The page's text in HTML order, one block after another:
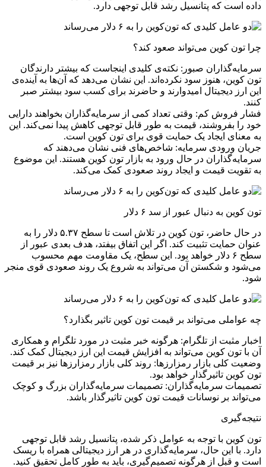
داده است که پتانسیل رشد قابل توجهی دارد.
چرا تون کوین می‌تواند صعود کند؟
سرمایه‌گذاران صبور: نکته‌ی کلیدی اینجاست که بیشتر دارندگان
تون کوین، هنوز سود نکرده‌اند. این نشان می‌دهد که آن‌ها به آینده‌ی
این ارز دیجیتال امیدوارند و حاضرند برای کسب سود بیشتر صبر
کنند.
فشار فروش کم: وقتی تعداد کمی از سرمایه‌گذاران بخواهند دارایی
خود را بفروشند، قیمت به طور قابل توجهی کاهش پیدا نمی‌کند. این
به معنای ایجاد یک حمایت قوی برای تون کوین است.
جریان ورودی سرمایه: شاخص‌های فنی نشان می‌دهند که
سرمایه‌گذاران در حال ورود به بازار تون کوین هستند. این موضوع
به تقویت قیمت و ایجاد روند صعودی کمک می‌کند.
تون کوین به دنبال عبور از سد ۶ دلار
در حال حاضر، تون کوین در تلاش است تا سطح ۵.۳۷ دلار را به
عنوان حمایت تثبیت کند. اگر این اتفاق بیفتد، هدف بعدی عبور از
سطح ۶ دلار خواهد بود. این سطح، یک مقاومت مهم محسوب
می‌شود و شکستن آن می‌تواند به شروع یک روند صعودی قوی منجر
شود.
چه عواملی می‌تواند بر قیمت تون کوین تاثیر بگذارد؟
اخبار مثبت از تلگرام: هرگونه خبر مثبت در مورد تلگرام و همکاری
آن با تون کوین می‌تواند به افزایش قیمت این ارز دیجیتال کمک کند.
وضعیت کلی بازار رمزارزها: روند کلی بازار رمزارزها نیز بر قیمت
تون کوین تاثیرگذار خواهد بود.
تصمیمات سرمایه‌گذاران: تصمیمات سرمایه‌گذاران بزرگ و کوچک
می‌تواند بر نوسانات قیمت تون کوین تاثیرگذار باشد.
نتیجه‌گیری
تون کوین با توجه به عوامل ذکر شده، پتانسیل رشد قابل توجهی
دارد. با این حال، سرمایه‌گذاری در هر ارز دیجیتالی همراه با ریسک
است و قبل از هرگونه تصمیم‌گیری، باید به طور کامل تحقیق کنید.